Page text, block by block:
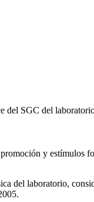
del SGC del
y estímulos
del laboratorio,